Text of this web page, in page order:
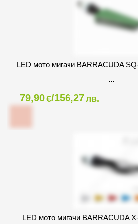
LED мото мигачи BARRACUDA
79,90€/156,27лв.
LED мото мигачи BARRACUDA